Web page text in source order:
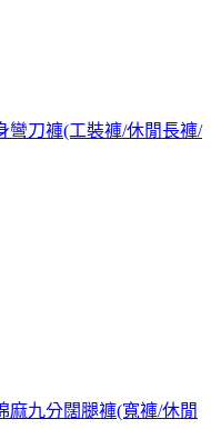
彎刀褲(工裝褲/休閒長褲/
麻九分闊腿褲(寬褲/休閒